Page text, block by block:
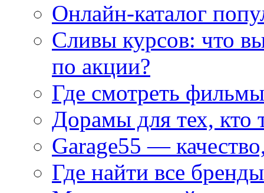
Онлайн-каталог
Сливы курсов: что
по акции?
Где смотреть
Дорамы для тех, кто
Garage55 —
Где найти все